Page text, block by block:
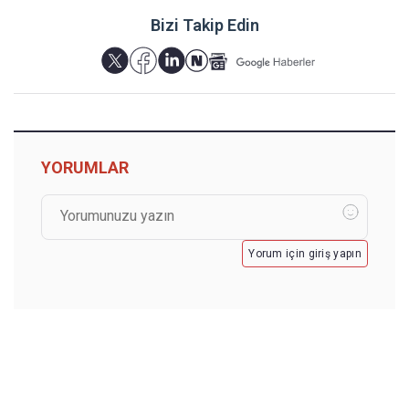
Bizi Takip Edin
YORUMLAR
Yorum için giriş yapın